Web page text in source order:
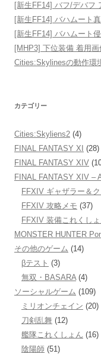
[新生FF14] バフ/デバフ
[新生FF14] バハムート
[新生FF14] バハムート
[MHP3] 下位装備 着用画
Cities:Skylinesの動作環
カテゴリー
Cities:Skyliens2 (4)
FINAL FANTASY XI (28)
FINAL FANTASY XIV
FINAL FANTASY XIV –
FFXIV ギャザラー＆
FFXIV 攻略メモ (37)
FFXIV 装備これくし
MONSTER HUNTER
その他のゲーム (14)
βテスト (3)
無双・BASARA (4)
ソーシャルゲーム (109)
ミリオンチェイン (20)
刀剣乱舞 (12)
艦隊これくしょん (16)
陰陽師 (51)